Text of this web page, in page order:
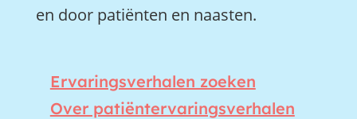
en door patiënten en naasten.
Ervaringsverhalen zoeken
Over patiëntervaringsverhalen